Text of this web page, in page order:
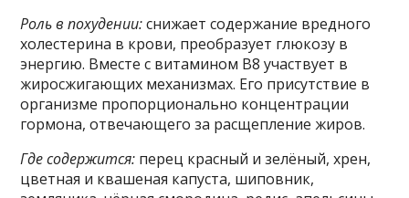
Роль в похудении:снижает содержание вредного
холестерина в крови, преобразует глюкозу в
энергию. Вместе с витамином В8 участвует в
жиросжигающих механизмах. Его присутствие в
организме пропорционально концентрации
гормона, отвечающего за расщепление жиров.
Где содержится: перец красный и зелёный, хрен,
цветная и квашеная капуста, шиповник,